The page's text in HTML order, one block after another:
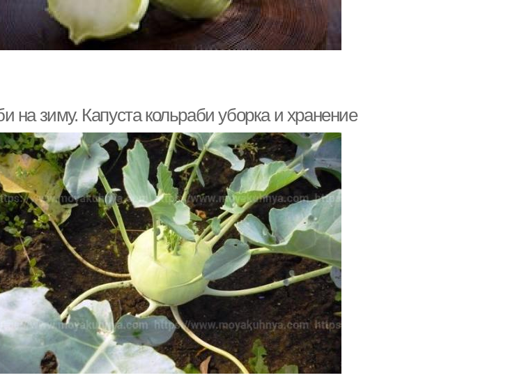
на зиму. Капуста кольраби уборка и хранение